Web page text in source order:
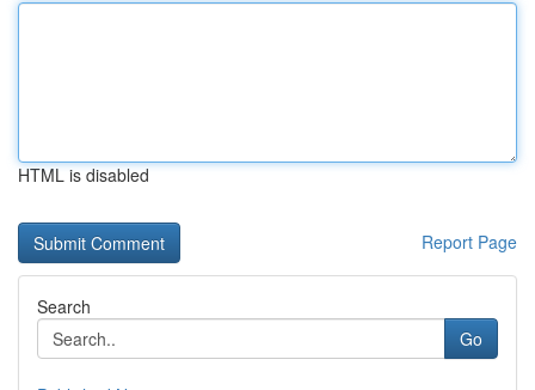
HTML is disabled
Report Page
Search
Go